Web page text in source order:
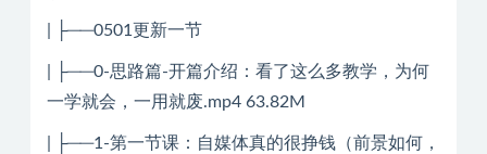
| ├──0501更新一节
| ├──0-思路篇-开篇介绍：看了这么多教学，为何
一学就会，一用就废.mp4 63.82M
| ├──1-第一节课：自媒体真的很挣钱（前景如何，